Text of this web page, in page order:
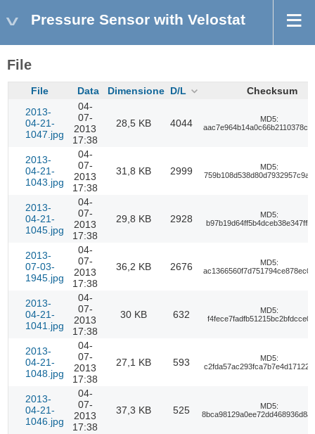
Pressure Sensor with Velostat
File
File Data Dimensione D/L
Checksum
2013-
04-21-
1047.jpg
04-
07-
2013
17:38
28,5 KB 4044
MD5:
2013-
04-21-
1043.jpg
04-
07-
2013
17:38
31,8 KB 2999
MD5:
2013-
04-21-
1045.jpg
04-
07-
2013
17:38
29,8 KB 2928
MD5:
2013-
07-03-
1945.jpg
04-
07-
2013
17:38
36,2 KB 2676
MD5:
2013-
04-21-
1041.jpg
04-
07-
2013
17:38
30 KB 632
MD5:
2013-
04-21-
1048.jpg
04-
07-
2013
17:38
27,1 KB 593
MD5:
2013-
04-21-
1046.jpg
04-
07-
2013
17:38
37,3 KB 525
MD5: